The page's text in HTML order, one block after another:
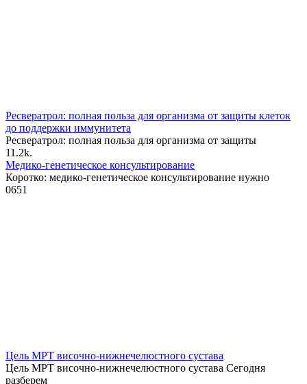
Ресвератрол: полная польза для организма от защиты клеток
до поддержки иммунитета
Ресвератрол: полная польза для организма от защиты
11.2k.
Медико-генетическое консультирование
Коротко: медико-генетическое консультирование нужно
0651
Цель МРТ височно-нижнечелюстного сустава
Цель МРТ височно-нижнечелюстного сустава Сегодня
разберем